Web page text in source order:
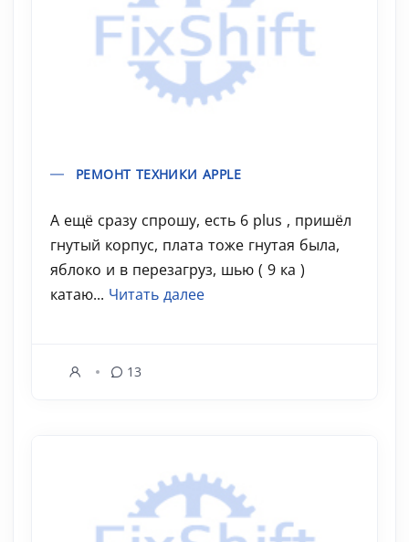
РЕМОНТ ТЕХНИКИ APPLE
А ещё сразу спрошу, есть 6 plus , пришёл
гнутый корпус, плата тоже гнутая была,
яблоко и в перезагруз, шью ( 9 ка )
катаю... Читать далее
13